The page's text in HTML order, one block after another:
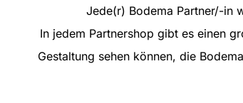
Jede(r) Bodema Partner/-in
In jedem Partnershop gibt es einen
Gestaltung sehen können, die